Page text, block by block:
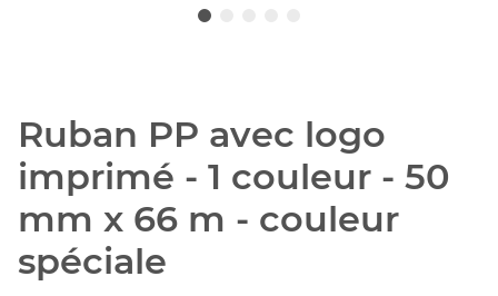
Ruban PP avec logo
imprimé - 1 couleur - 50
mm x 66 m - couleur
spéciale